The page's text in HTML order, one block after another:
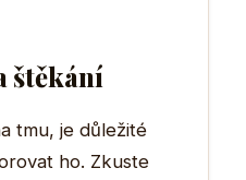
štěkání
tmu, je důležité
ho. Zkuste